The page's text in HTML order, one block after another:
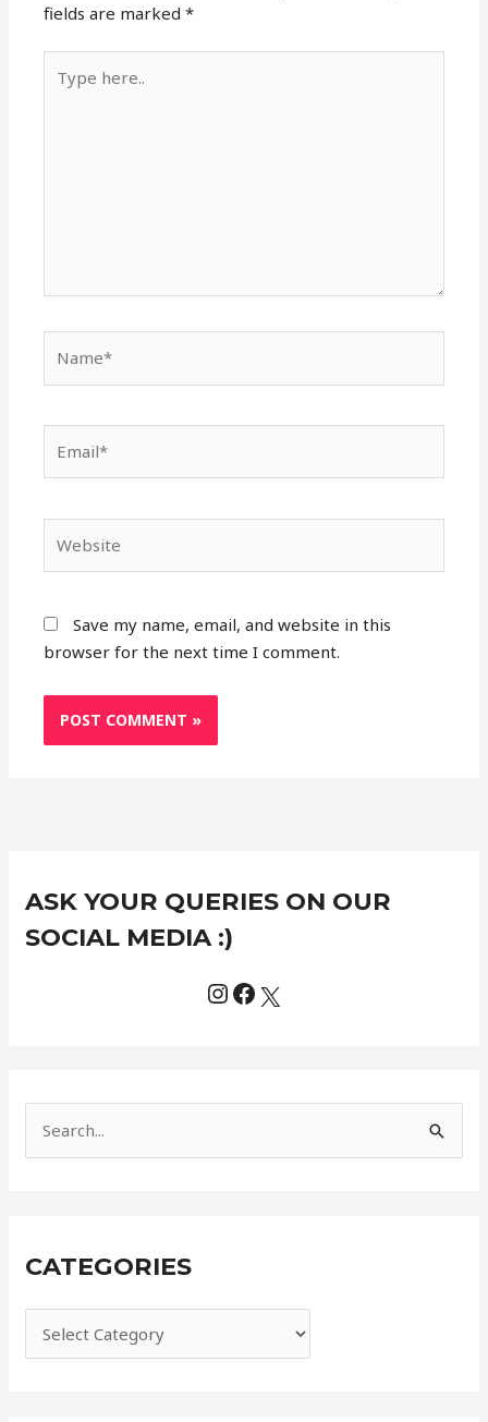
fields are marked*
here..
Save my name, email, and website in this
browser for the next time I comment.
ASK YOUR QUERIES ON OUR
SOCIAL MEDIA :)
c
o
CATEGORIES
a
t
s